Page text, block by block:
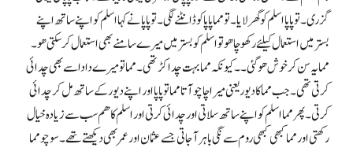
گزری۔ تو پاپا اسلم کو گھر لایا۔ تو مما پاپا کو ڈانٹنے لگی۔ تو پاپا نے کہا اسلم کو اپنے ساتھ اپنے
بستر میں استعمال کیلئے رکھو چاھو تو اسلم کو بستر میں میرے سامنے بھی استعمال کر سکتی ھو۔
مما یہ سن کر خوش ھو گئی۔۔ کیونکہ مما بہت چداکڑ تھی۔ مما تو میرے دادا سے بھی چدائی
کرتی تھی۔ جب مما کا دیور یعنی میرا چاچو آتا مما تو پاپا اور اپنے دیور کے ساتھ مل کر چدائی
کرتی۔ پھر مما اسلم کو اپنے ساتھ سلاتی اور چدائی کرتی اور اسلم کا ھم سب سے زیادہ خیال
رکھتی اور مما کبھی کبھی روم سے نگی باہر آ جاتی جسے عثمان اور عمر بھی دیکھتے تھے۔ سوچو مما